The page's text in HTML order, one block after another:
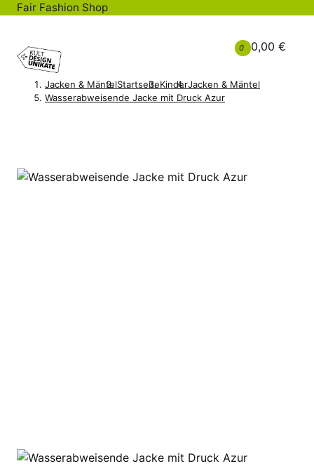
Fair Fashion Shop
0 0,00 €
Jacken & MäntelStartseiteKinderJacken & Mäntel
Wasserabweisende Jacke mit Druck Azur